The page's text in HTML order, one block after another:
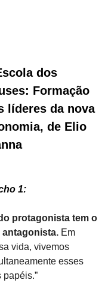
dos
Formação
líderes da nova
de Elio
1:
protagonista tem o
antagonista. Em
vida, vivemos
esses
papéis.”